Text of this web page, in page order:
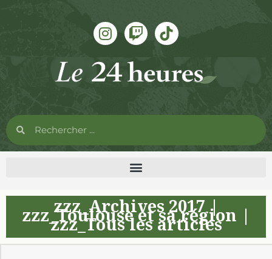
zzz_Archives 2017|
zzz_Toulouse et sa région
zzz_Tous les articles